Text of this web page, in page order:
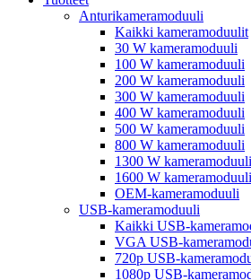
Anturikameramoduuli
Kaikki kameramoduulit
30 W kameramoduuli
100 W kameramoduuli
200 W kameramoduuli
300 W kameramoduuli
400 W kameramoduuli
500 W kameramoduuli
800 W kameramoduuli
1300 W kameramoduuli
1600 W kameramoduuli
OEM-kameramoduuli
USB-kameramoduuli
Kaikki USB-
VGA USB-
720p USB-
1080p USB-